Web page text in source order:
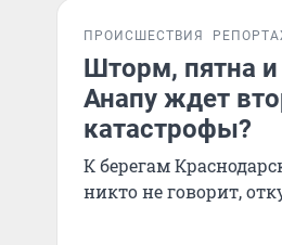
ПРОИСШЕСТВИЯ
Шторм, пятна
Анапу ждет
катастрофы?
К берегам
никто не говорит,